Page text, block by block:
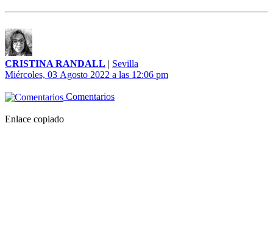
CRISTINA RANDALL | Sevilla
Miércoles, 03 Agosto 2022 a las 12:06 pm
Comentarios
Enlace copiado